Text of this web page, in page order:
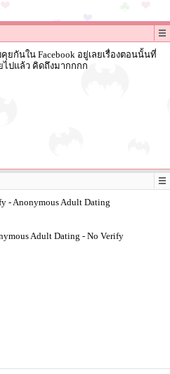
กันใน Facebook อยู่เลยเรื่องตอนนั้นที่
ปแล้ว คิดถึงมากกกก
- Anonymous Adult Dating
Adult Dating - No Verify